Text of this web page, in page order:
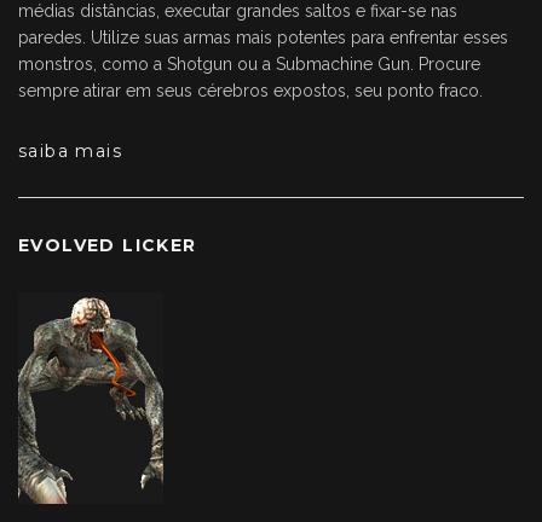
médias distâncias, executar grandes saltos e fixar-se nas
paredes. Utilize suas armas mais potentes para enfrentar esses
monstros, como a Shotgun ou a Submachine Gun. Procure
sempre atirar em seus cérebros expostos, seu ponto fraco.
saiba mais
EVOLVED LICKER